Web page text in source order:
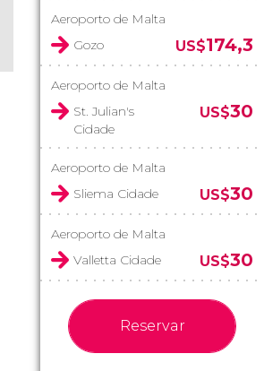
Aeroporto de Malta
Gozo
US$174,3
Aeroporto de Malta
St. Julian's
Cidade
US$30
Aeroporto de Malta
Sliema Cidade
US$30
Aeroporto de Malta
Valletta Cidade
US$30
Reservar